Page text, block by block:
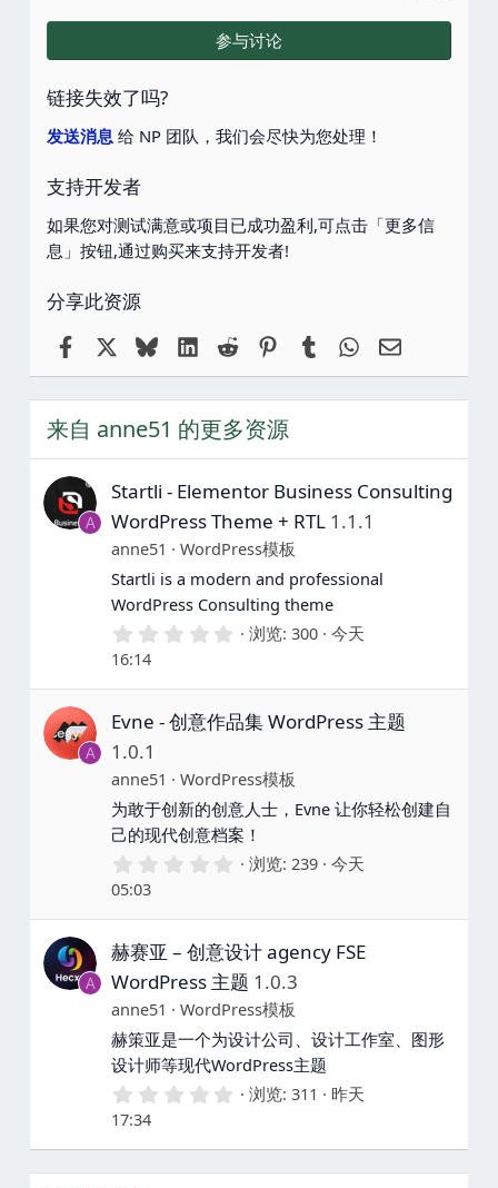
0
星
参与讨论
链接失效了吗?
发送消息给 NP 团队，我们会尽快为您处理！
支持开发者
如果您对测试满意或项目已成功盈利,可点击「更多信
息」按钮,通过购买来支持开发者!
分享此资源
FacebookBlueskyLinkedIn
Reddit Pinterest
Tumblr WhatsApp
电子邮件
来自 anne51 的更多资源
A
Startli - Elementor Business Consulting
WordPress Theme + RTL 1.1.1
anne51
WordPress模板
Startli is a modern and professional
WordPress Consulting theme
0
0
浏览 300
今天
16:14
A
Evne - 创意作品集 WordPress 主题
1.0.1
anne51
WordPress模板
为敢于创新的创意人士，Evne 让你轻松创建自
己的现代创意档案！
0
0
浏览 239
今天
05:03
A
赫赛亚 – 创意设计 agency FSE
WordPress 主题 1.0.3
anne51
WordPress模板
赫策亚是一个为设计公司、设计工作室、图形
设计师等现代WordPress主题
0
0
浏览 311
昨天
17:34